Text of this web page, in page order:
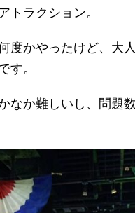
トラクション。
度かやったけど、大
す。
なか難しいし、問題